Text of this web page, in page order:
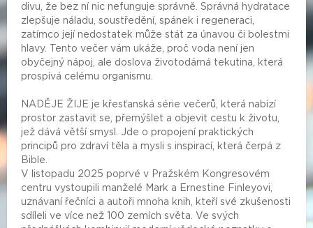
divu, že bez ní nic nefunguje správně. Správná hydratace
zlepšuje náladu, soustředění, spánek i regeneraci,
zatímco její nedostatek může stát za únavou či bolestmi
hlavy. Tento večer vám ukáže, proč voda není jen
obyčejný nápoj, ale doslova životodárná tekutina, která
prospívá celému organismu.
NADĚJE ŽIJE je křesťanská série večerů, která nabízí
prostor zastavit se, přemýšlet a objevit cestu k životu,
jež dává větší smysl. Jde o propojení praktických
principů pro zdraví těla a mysli s inspirací, která čerpá z
Bible.
V listopadu 2025 poprvé v Pražském Kongresovém
centru vystoupili manželé Mark a Ernestine Finleyovi,
uznávaní řečníci a autoři mnoha knih, kteří své zkušenosti
sdíleli ve více než 100 zemích světa. Ve svých